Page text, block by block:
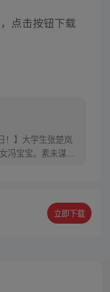
点击按钮下载
！】大学生张楚岚
冯宝宝。素未谋面
颠覆，与冯宝宝一
立即下载